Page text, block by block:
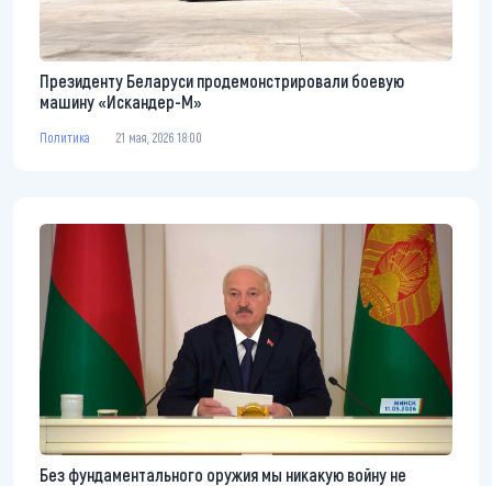
Президенту Беларуси продемонстрировали боевую
машину «Искандер-М»
Политика 21 мая, 2026 18:00
Без фундаментального оружия мы никакую войну не